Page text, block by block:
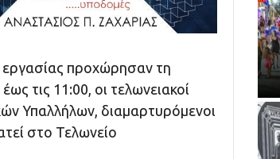
προχώρησαν τη
τις 11:00, οι τελωνειακοί
Υπαλλήλων, διαμαρτυρόμενοι
στο Τελωνείο